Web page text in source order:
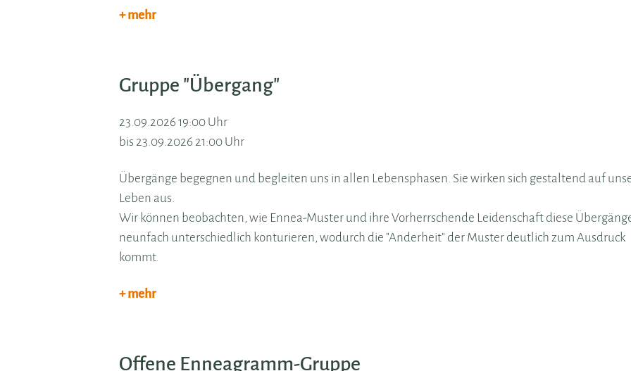
+ mehr
Gruppe "Übergang"
23.09.2026 19:00 Uhr
bis 23.09.2026 21:00 Uhr
Übergänge begegnen und begleiten uns in allen Lebensphasen. Sie wirken sich gestaltend auf
Leben aus.
Wir können beobachten, wie Ennea-Muster und ihre Vorherrschende Leidenschaft diese
neunfach unterschiedlich konturieren, wodurch die "Anderheit" der Muster deutlich zum Ausdruck
kommt.
+ mehr
Offene Enneagramm-Gruppe